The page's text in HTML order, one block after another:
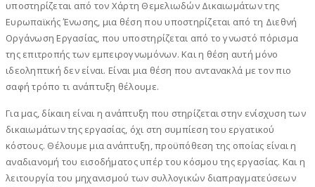
υποστηρίζεται από τον Χάρτη Θεμελιωδών Δικαιωμάτων της
Ευρωπαϊκής Ένωσης, μια θέση που υποστηρίζεται από τη Διεθνή
Οργάνωση Εργασίας, που υποστηρίζεται από το γνωστό πόρισμα
της επιτροπής των εμπειρογνωμόνων. Και η θέση αυτή μόνο
ιδεοληπτική δεν είναι. Είναι μια θέση που αντανακλά με τον πιο
σαφή τρόπο τι ανάπτυξη θέλουμε.
Για μας, δίκαιη είναι η ανάπτυξη που στηρίζεται στην ενίσχυση των
δικαιωμάτων της εργασίας, όχι στη συμπίεση του εργατικού
κόστους. Θέλουμε μια ανάπτυξη, προϋπόθεση της οποίας είναι η
αναδιανομή του εισοδήματος υπέρ του κόσμου της εργασίας. Και η
λειτουργία του μηχανισμού των συλλογικών διαπραγματεύσεων